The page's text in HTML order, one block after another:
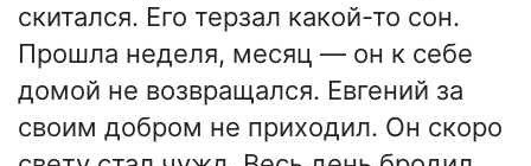
скитался. Его терзал какой-то сон.
Прошла неделя, месяц — он к себе
домой не возвращался. Евгений за
своим добром не приходил. Он скоро